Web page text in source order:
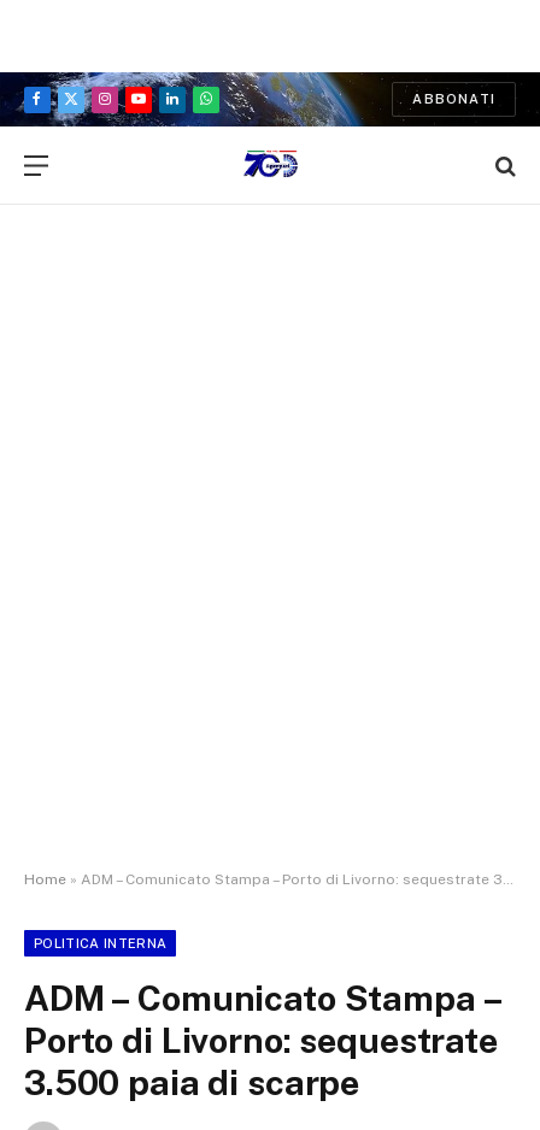
Facebook
X
Instagram
YouTubeLinkedInWhatsApp
ABBONATI
Home » ADM – Comunicato Stampa – Porto di Livorno: sequestrate 3.500 paia di scarpe
POLITICA INTERNA
ADM – Comunicato Stampa –
Porto di Livorno: sequestrate
3.500 paia di scarpe